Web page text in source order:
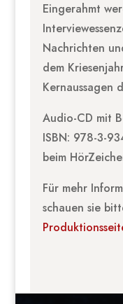
Eingerahmt
Nachrichten
dem
Kernaussagen
Audio-CD mit
ISBN: 978-3-
beim
Für mehr
schauen sie